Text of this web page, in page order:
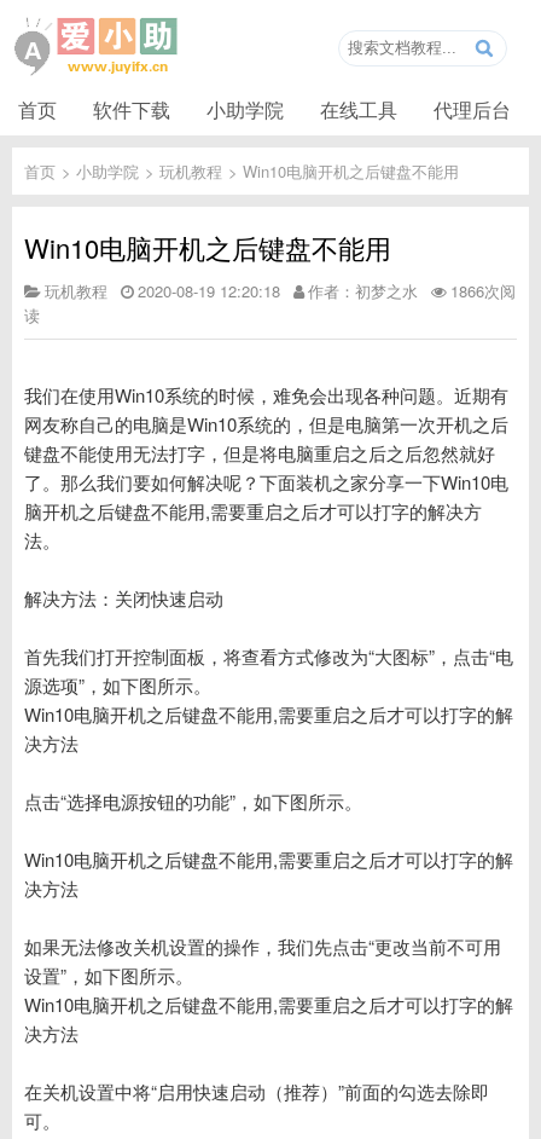
首页 软件下载 小助学院 在线工具 代理后台
首页 > 小助学院 > 玩机教程 > Win10电脑开机之后键盘不能用
Win10电脑开机之后键盘不能用
玩机教程 2020-08-19 12:20:18 作者：初梦之水
1866次阅
读
我们在使用Win10系统的时候，难免会出现各种问题。近期有
网友称自己的电脑是Win10系统的，但是电脑第一次开机之后
键盘不能使用无法打字，但是将电脑重启之后之后忽然就好
了。那么我们要如何解决呢？下面装机之家分享一下Win10电
脑开机之后键盘不能用,需要重启之后才可以打字的解决方
法。
解决方法：关闭快速启动
首先我们打开控制面板，将查看方式修改为“大图标”，点击“电
源选项”，如下图所示。
Win10电脑开机之后键盘不能用,需要重启之后才可以打字的解
决方法
点击“选择电源按钮的功能”，如下图所示。
Win10电脑开机之后键盘不能用,需要重启之后才可以打字的解
决方法
如果无法修改关机设置的操作，我们先点击“更改当前不可用
设置”，如下图所示。
Win10电脑开机之后键盘不能用,需要重启之后才可以打字的解
决方法
在关机设置中将“启用快速启动（推荐）”前面的勾选去除即
可。